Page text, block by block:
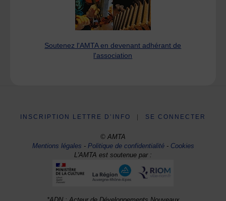
Soutenez l'AMTA en devenant adhérant de
l'association
INSCRIPTION LETTRE D’INFO SE CONNECTER
© AMTA
Mentions légales -Politique de confidentialité- Cookies
L'AMTA est soutenue par :